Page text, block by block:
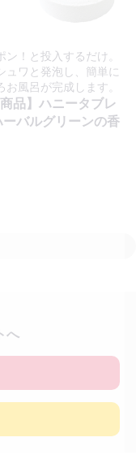
へ
ン！と投入するだけ。
ュワと発泡し、簡単に
お風呂が完成します。
商品】ハニータブレ
ーバルグリーンの香